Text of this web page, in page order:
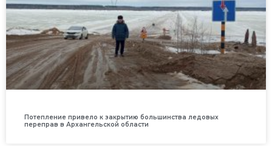
Потепление привело к закрытию большинства ледовых
переправ в Архангельской области